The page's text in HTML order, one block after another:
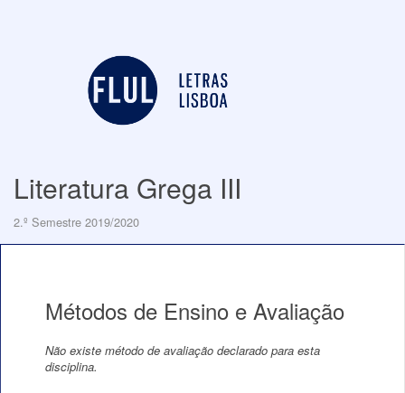
Literatura Grega III
2.º Semestre 2019/2020
Métodos de Ensino e Avaliação
Não existe método de avaliação declarado para esta
disciplina.